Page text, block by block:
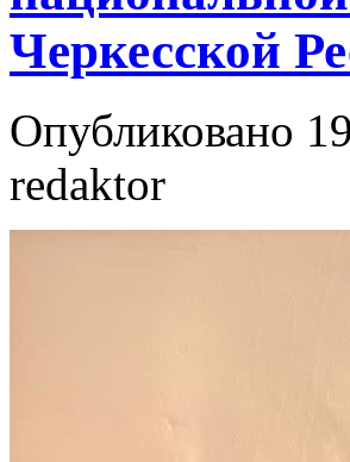
Черкесской
Опубликовано
redaktor